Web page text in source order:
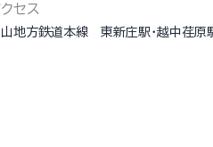
セス
地方鉄道本線 東新庄駅・越中荏原